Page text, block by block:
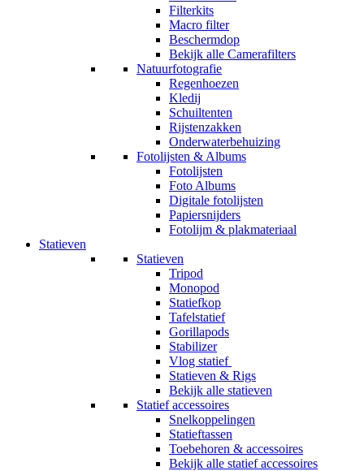
Filterkits
Macro filter
Beschermdop
Bekijk alle Camerafilters
Natuurfotografie
Regenhoezen
Kledij
Schuiltenten
Rijstenzakken
Onderwaterbehuizing
Fotolijsten & Albums
Fotolijsten
Foto Albums
Digitale fotolijsten
Papiersnijders
Fotolijm & plakmateriaal
Statieven
Statieven
Tripod
Monopod
Statiefkop
Tafelstatief
Gorillapods
Stabilizer
Vlog statief
Statieven & Rigs
Bekijk alle statieven
Statief accessoires
Snelkoppelingen
Statieftassen
Toebehoren & accessoires
Bekijk alle statief accessoires